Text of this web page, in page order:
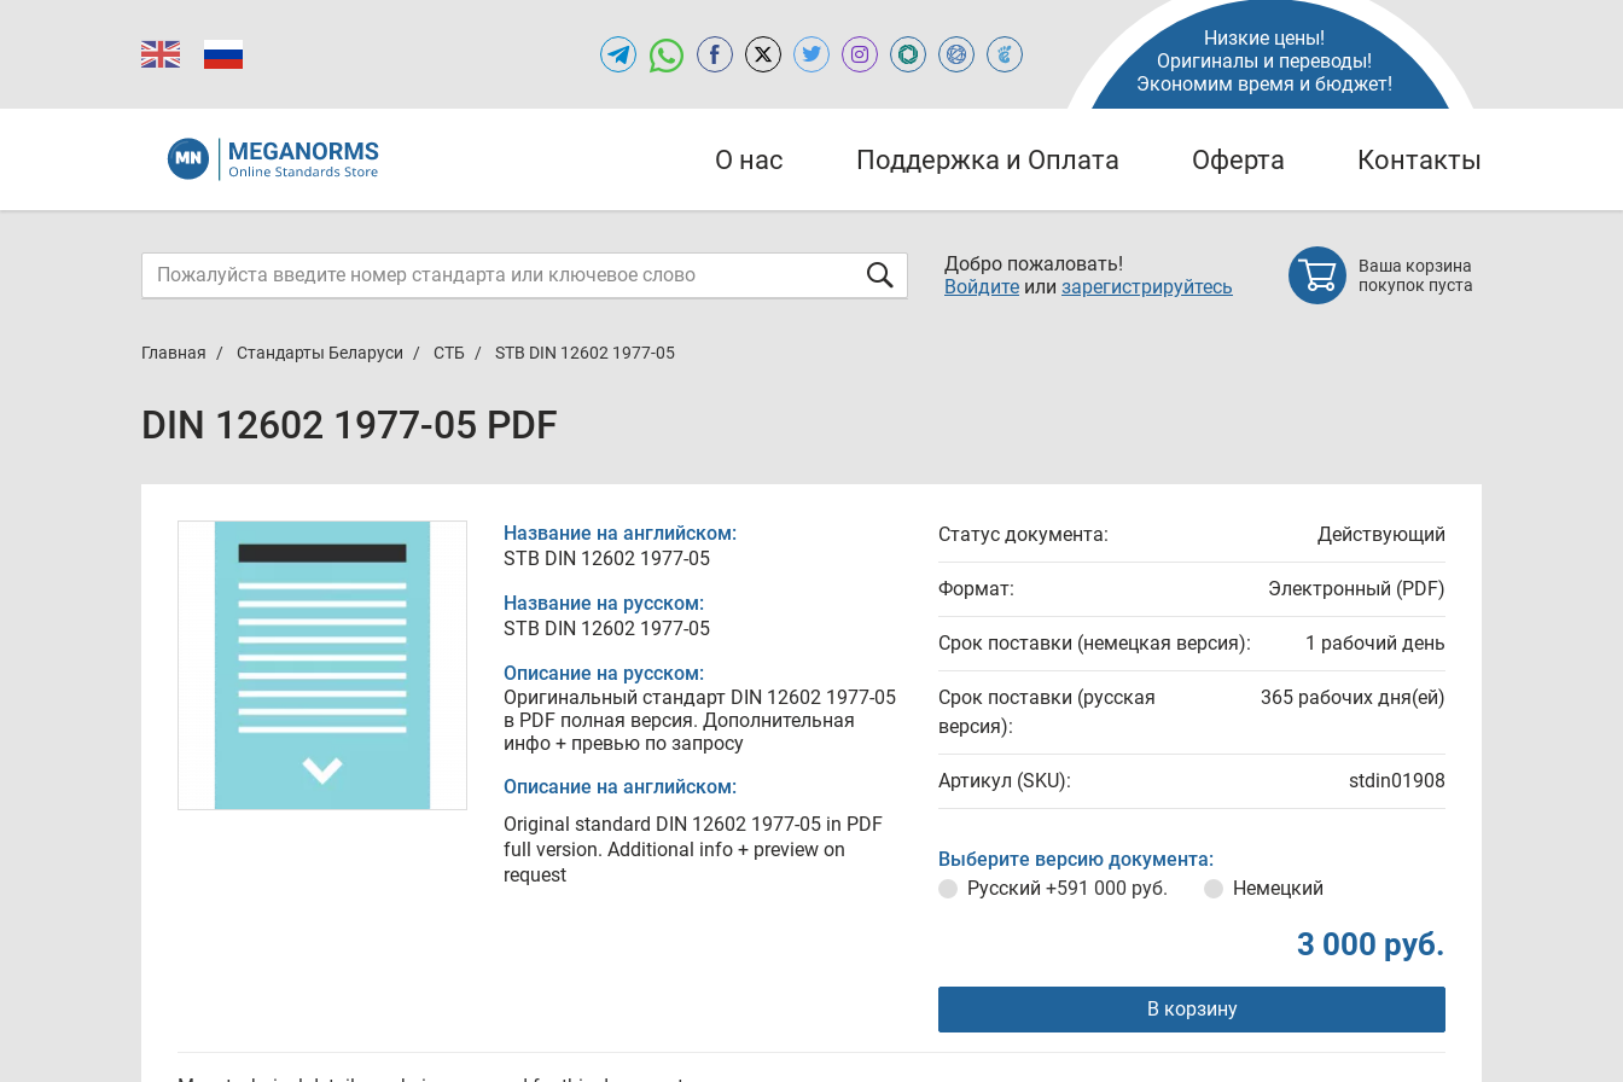
Низкие цены!
Оригиналы и переводы!
Экономим время и бюджет!
О нас Поддержка и Оплата Оферта Контакты
Добро пожаловать!
Войдите или зарегистрируйтесь
Ваша корзина
покупок пуста
Главная Стандарты Беларуси СТБ STB DIN 12602 1977-05
DIN 12602 1977-05 PDF
Название на английском:
STB DIN 12602 1977-05
Название на русском:
STB DIN 12602 1977-05
Описание на русском:
Оригинальный стандарт DIN 12602 1977-05
в PDF полная версия. Дополнительная
инфо + превью по запросу
Описание на английском:
Original standard DIN 12602 1977-05 in PDF
full version. Additional info + preview on
request
Статус документа: Действующий
Формат: Электронный (PDF)
Срок поставки (немецкая версия): 1 рабочий день
Срок поставки (русская
версия):
365 рабочих дня(ей)
Артикул (SKU): stdin01908
Выберите версию документа:
Русский +591 000 руб. Немецкий
3 000 руб.
В корзину